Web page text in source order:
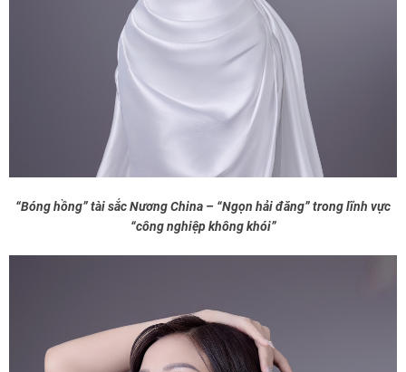
“Bóng hồng” tài sắc Nương China – “Ngọn hải đăng” trong lĩnh vực
“công nghiệp không khói”